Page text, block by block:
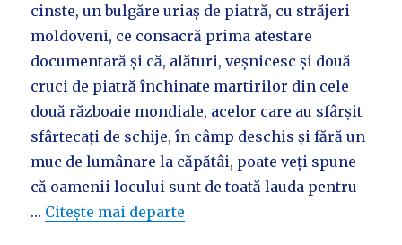
cinste, un bulgăre uriaș de piatră, cu străjeri
moldoveni, ce consacră prima atestare
documentară și că, alături, veșnicesc și două
cruci de piatră închinate martirilor din cele
două războaie mondiale, acelor care au sfârșit
sfârtecați de schije, în câmp deschis și fără un
muc de lumânare la căpătâi, poate veți spune
că oamenii locului sunt de toată lauda pentru
… Citește mai departe